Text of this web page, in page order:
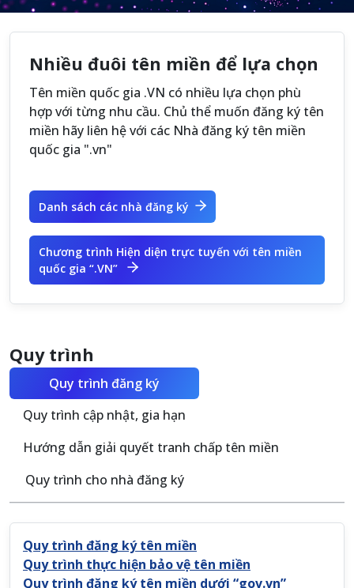
Nhiều đuôi tên miền để lựa chọn
Tên miền quốc gia .VN có nhiều lựa chọn phù
hợp với từng nhu cầu. Chủ thể muốn đăng ký tên
miền hãy liên hệ với các Nhà đăng ký tên miền
quốc gia ".vn"
Danh sách các nhà đăng ký
Chương trình Hiện diện trực tuyến với tên miền
quốc gia “.VN”
Quy trình
Quy trình đăng ký
Quy trình cập nhật, gia hạn
Hướng dẫn giải quyết tranh chấp tên miền
Quy trình cho nhà đăng ký
Quy trình đăng ký tên miền
Quy trình thực hiện bảo vệ tên miền
Quy trình đăng ký tên miền dưới “gov.vn”